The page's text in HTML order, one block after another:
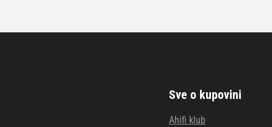
Sve o kupovini
Ahifi klub